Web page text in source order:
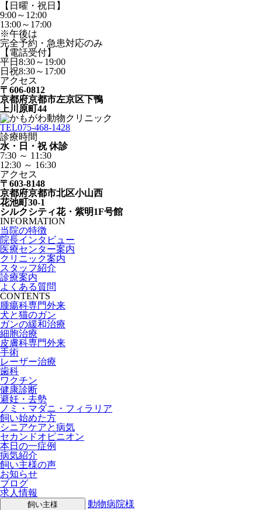
【日曜・祝日】
9:00～12:00
13:00～17:00
※午後は
完全予約・急患対応のみ
【電話受付】
平日8:30～19:00
日祝8:30～17:00
アクセス
〒606-0812
京都府京都市左京区下鴨
上川原町44
TEL075-468-1428
診療時間
水・日・祝 休診
7:30 ～ 11:30
12:30 ～ 16:30
アクセス
〒603-8148
京都府京都市北区小山西
花池町30-1
シルクシティ花・紫明1F号館
INFORMATION
当院の特徴
院長インタビュー
医療センター案内
クリニック案内
スタッフ紹介
診療案内
よくある質問
CONTENTS
腫瘍科専門外来
犬と猫のガン
ガンの緩和治療
細胞治療
皮膚科専門外来
手術
レーザー治療
歯科
ワクチン
健康診断
避妊・去勢
ノミ・マダニ・フィラリア
飼い始めた方
シニアケアと病気
セカンドオピニオン
本日の一症例
病気紹介
飼い主様の声
お知らせ
ブログ
求人情報
飼い主様
動物病院様